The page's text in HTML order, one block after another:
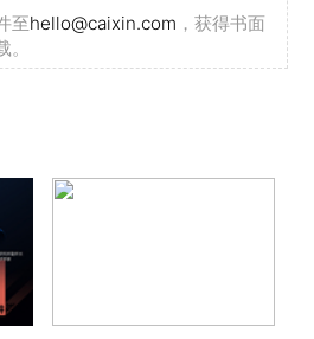
至hello@caixin.com ，获得书面